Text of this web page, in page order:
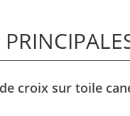
croix sur toile